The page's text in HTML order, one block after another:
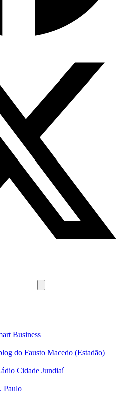
Business
do Fausto Macedo (Estadão)
Cidade Jundiaí
Paulo